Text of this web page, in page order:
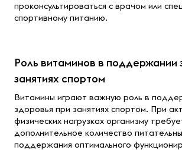
проконсультироваться с врачом или
спортивному питанию.
Роль витаминов в поддержании
занятиях спортом
Витамины играют важную роль в
здоровья при занятиях спортом. При
физических нагрузках организму
дополнительное количество
поддержания оптимального